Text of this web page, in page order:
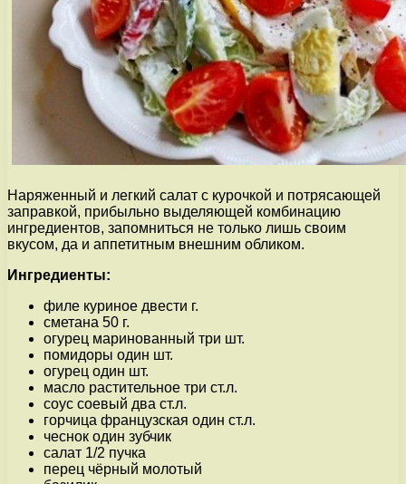
Наряженный и легкий салат с курочкой и потрясающей
заправкой, прибыльно выделяющей комбинацию
ингредиентов, запомниться не только лишь своим
вкусом, да и аппетитным внешним обликом.
Ингредиенты:
филе куриное двести г.
сметана 50 г.
огурец маринованный три шт.
помидоры один шт.
огурец один шт.
масло растительное три ст.л.
соус соевый два ст.л.
горчица французская один ст.л.
чеснок один зубчик
салат 1/2 пучка
перец чёрный молотый